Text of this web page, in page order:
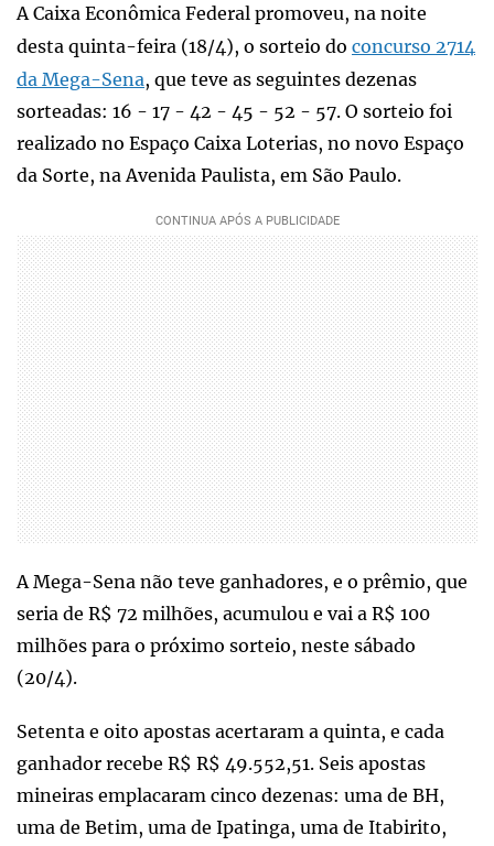
A Caixa Econômica Federal promoveu, na noite
desta quinta-feira (18/4), o sorteio do concurso 2714
da Mega-Sena, que teve as seguintes dezenas
sorteadas: 16 - 17 - 42 - 45 - 52 - 57. O sorteio foi
realizado no Espaço Caixa Loterias, no novo Espaço
da Sorte, na Avenida Paulista, em São Paulo.
A Mega-Sena não teve ganhadores, e o prêmio, que
seria de R$ 72 milhões, acumulou e vai a R$ 100
milhões para o próximo sorteio, neste sábado
(20/4).
Setenta e oito apostas acertaram a quinta, e cada
ganhador recebe R$ R$ 49.552,51. Seis apostas
mineiras emplacaram cinco dezenas: uma de BH,
uma de Betim, uma de Ipatinga, uma de Itabirito,